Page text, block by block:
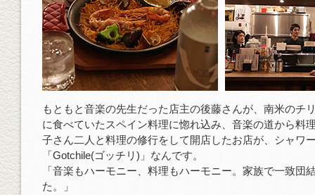
もともと音楽の先生だった店主の後藤さんが、南米のチ
に食べていたスペイン料理に惚れ込み、音楽の道から料
子さん二人と料理の修行をして開店したお店が、シャワ
「Gotchile(ゴッチリ)」なんです。
「音楽もハーモニー、料理もハーモニー。家族で一致団
た。」